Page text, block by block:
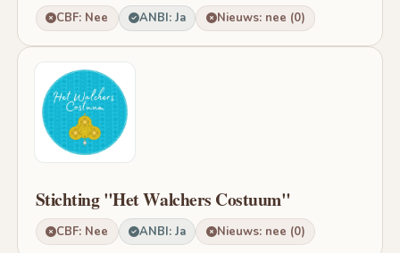
CBF: Nee ANBI: Ja Nieuws: nee (0)
Stichting "Het Walchers Costuum"
CBF: Nee ANBI: Ja Nieuws: nee (0)